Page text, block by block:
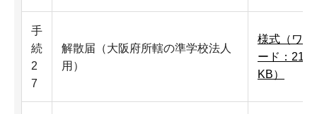
手
続
2
7
解散届（大阪府所轄の準学校法人
用）
様式（ワ
ード：21
KB）